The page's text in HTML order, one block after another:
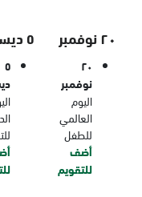
٢٠ نوفمبر
٢٠
نوفمبر
اليوم
العالمي
للطفل
أضف
للتقويم
٥ ديسمبر
٥